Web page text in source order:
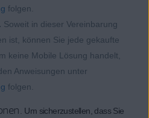
folgen.
Soweit in dieser Vereinbarung
ist, können Sie jede gekaufte
keine Mobile Lösung handelt,
Anweisungen unter
folgen.
Um sicherzustellen, dass Sie